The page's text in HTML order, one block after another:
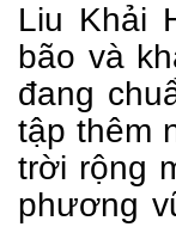
Liu Khải
bão và
đang
tập thêm
trời rộng
phương